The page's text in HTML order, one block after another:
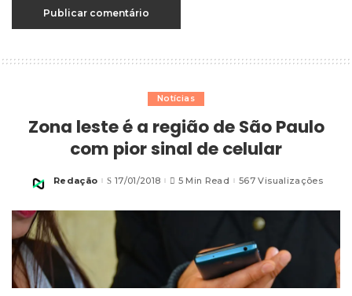
Notícias
Zona leste é a região de São Paulo
com pior sinal de celular
Posted
Redação 17/01/2018 5 Min Read 567 Visualizações